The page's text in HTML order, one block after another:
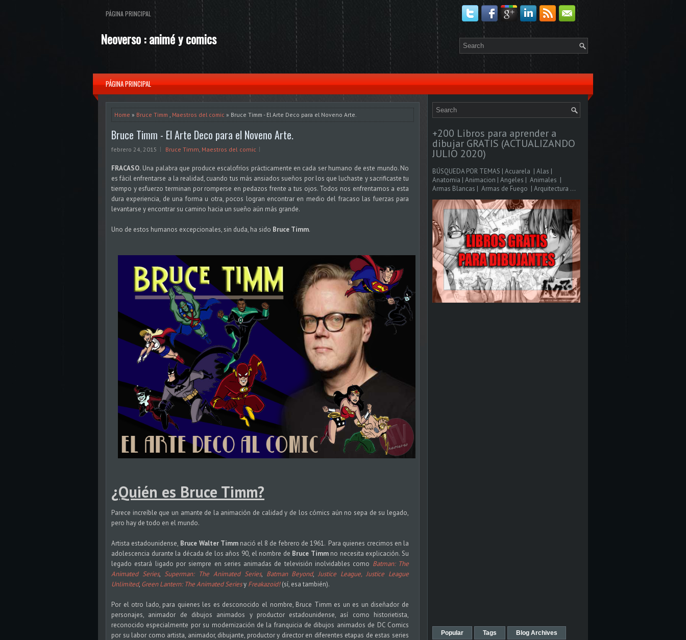
PÁGINA PRINCIPAL
Neoverso : animé y comics
PÁGINA PRINCIPAL
Home » Bruce Timm , Maestros del comic » Bruce Timm - El Arte Deco para el Noveno Arte.
Bruce Timm - El Arte Deco para el Noveno Arte.
febrero 24, 2015 Bruce Timm, Maestros del comic
FRACASO. Una palabra que produce escalofríos prácticamente en cada ser humano de este mundo. No
es fácil enfrentarse a la realidad, cuando tus más ansiados sueños por los que luchaste y sacrificaste tu
tiempo y esfuerzo terminan por romperse en pedazos frente a tus ojos. Todos nos enfrentamos a esta
dura experiencia, de una forma u otra, pocos logran encontrar en medio del fracaso las fuerzas para
levantarse y encontrar su camino hacia un sueño aún más grande.
Uno de estos humanos excepcionales, sin duda, ha sido Bruce Timm.
¿Quién es Bruce Timm?
Parece increíble que un amante de la animación de calidad y de los cómics aún no sepa de su legado,
pero hay de todo en el mundo.
Artista estadounidense, Bruce Walter Timmnació el 8 de febrero de 1961. Para quienes crecimos en la
adolescencia durante la década de los años 90, el nombre de Bruce Timmno necesita explicación. Su
legado estará ligado por siempre en series animadas de televisión inolvidables como Batman: The
Animated Series, Superman: The Animated Series, Batman Beyond,Justice League,Justice League
Unlimited, Green Lantern: The Animated Seriesy Freakazoid!(sí, esa también).
Por el otro lado, para quienes les es desconocido el nombre, Bruce Timm es un es un diseñador de
personajes, animador de dibujos animados y productor estadounidense, así como historietista,
reconocido especialmente por su modernización de la franquicia de dibujos animados de DC Comics
por su labor como artista, animador, dibujante, productor y director en diferentes etapas de estas series
+200 Libros para aprender a
dibujar GRATIS (ACTUALIZANDO
JULIO 2020)
BÚSQUEDA POR TEMAS | Acuarela | Alas |
Anatomia | Animacion | Angeles | Animales |
Armas Blancas | Armas de Fuego | Arquitectura ...
Popular Tags Blog Archives